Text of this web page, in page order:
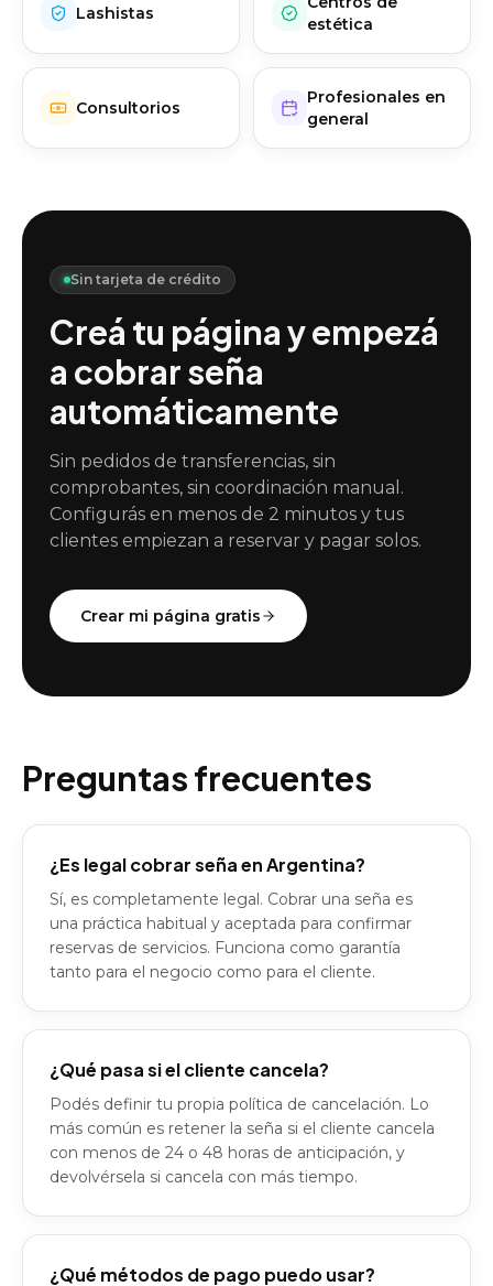
Lashistas
estética
Consultorios
Profesionales en
general
Sin tarjeta de crédito
Creá tu página y empezá
a cobrar seña
automáticamente
Sin pedidos de transferencias, sin
comprobantes, sin coordinación manual.
Configurás en menos de 2 minutos y tus
clientes empiezan a reservar y pagar solos.
Crear mi página gratis
Preguntas frecuentes
¿Es legal cobrar seña en Argentina?
Sí, es completamente legal. Cobrar una seña es
una práctica habitual y aceptada para confirmar
reservas de servicios. Funciona como garantía
tanto para el negocio como para el cliente.
¿Qué pasa si el cliente cancela?
Podés definir tu propia política de cancelación. Lo
más común es retener la seña si el cliente cancela
con menos de 24 o 48 horas de anticipación, y
devolvérsela si cancela con más tiempo.
¿Qué métodos de pago puedo usar?